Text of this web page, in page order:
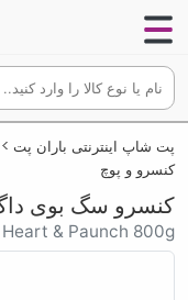
پت شاپ اینترنتی باران پت
کنسرو و پوچ
کنسرو سگ بوی داگ دل
& Paunch 800g